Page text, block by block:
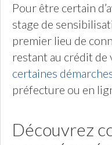
Pour être certain
stage de
premier lieu de
restant au crédit de
certaines
préfecture ou en
Découvrez